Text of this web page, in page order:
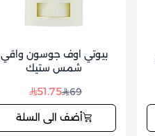
بيوتي اوف جوسون واقي
شمس ستيك
69
51.75
أضف الى السلة